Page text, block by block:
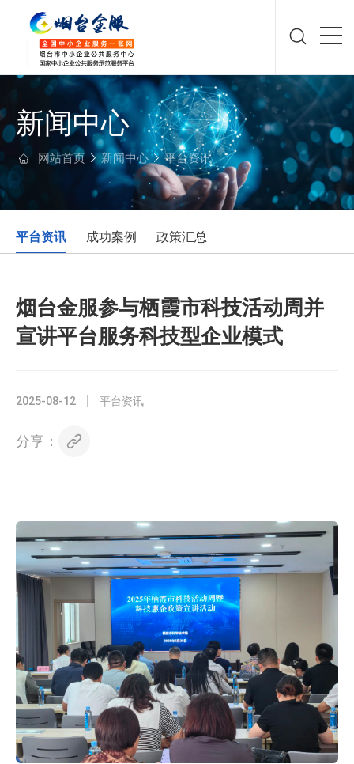
新闻中心
网站首页 新闻中心 平台资讯
平台资讯 成功案例 政策汇总
烟台金服参与栖霞市科技活动周并
宣讲平台服务科技型企业模式
2025-08-12 平台资讯
分享：